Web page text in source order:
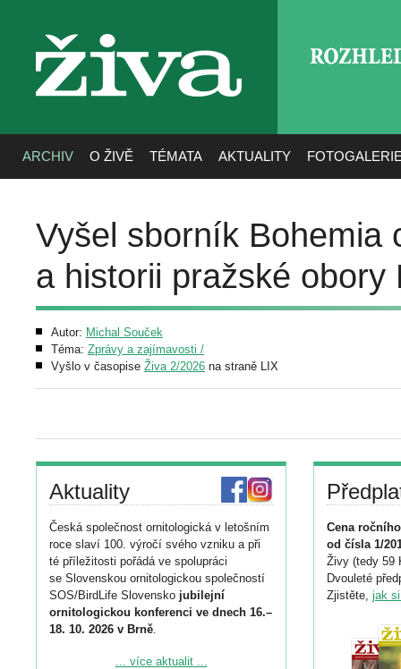
živa
ARCHIV O ŽIVĚ TÉMATA AKTUALITY
Vyšel sborník Bohemia
a historii pražské obory
Autor: Michal Souček
Téma: Zprávy a zajímavosti /
Vyšlo v časopise Živa 2/2026 na straně LIX
Aktuality
Česká společnost ornitologická v letošním
roce slaví 100. výročí svého vzniku a při
té příležitosti pořádá ve spolupráci
se Slovenskou ornitologickou společností
SOS/BirdLife Slovensko jubilejní
ornitologickou konferenci ve dnech 16.–
18. 10. 2026 v Brně.
Podrobnější informace ke konferenci
... více aktualit ...
Cena
od čísla 1/
Živy (tedy 59
Dvouleté
Zjistěte, jak